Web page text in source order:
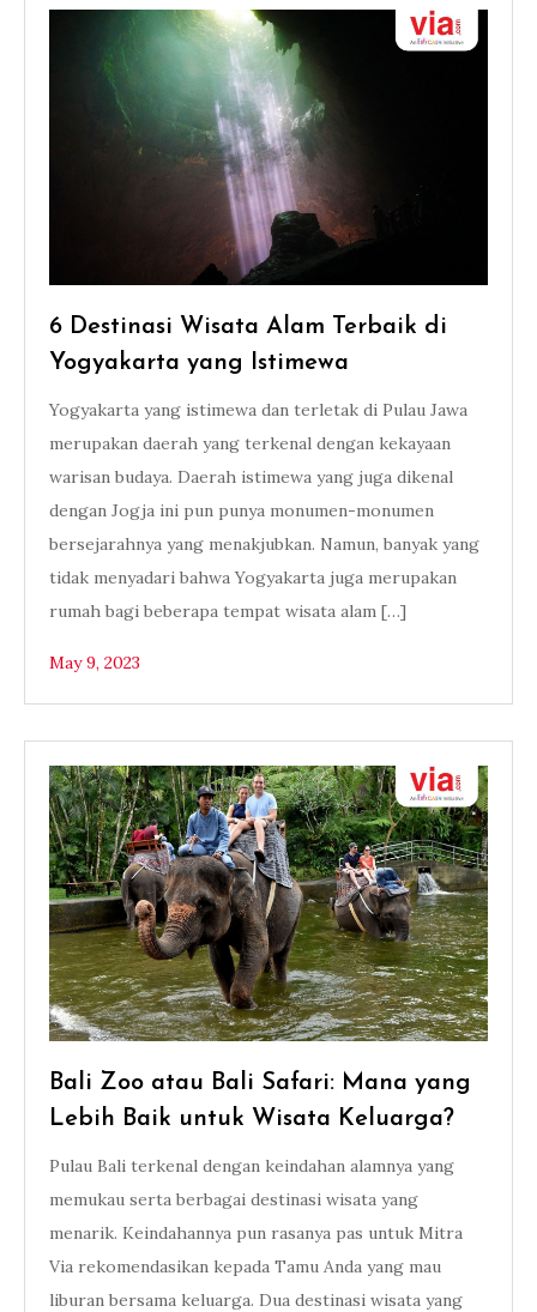
6 Destinasi Wisata Alam Terbaik di
Yogyakarta yang Istimewa
Yogyakarta yang istimewa dan terletak di Pulau Jawa
merupakan daerah yang terkenal dengan kekayaan
warisan budaya. Daerah istimewa yang juga dikenal
dengan Jogja ini pun punya monumen-monumen
bersejarahnya yang menakjubkan. Namun, banyak yang
tidak menyadari bahwa Yogyakarta juga merupakan
rumah bagi beberapa tempat wisata alam […]
May 9, 2023
Bali Zoo atau Bali Safari: Mana yang
Lebih Baik untuk Wisata Keluarga?
Pulau Bali terkenal dengan keindahan alamnya yang
memukau serta berbagai destinasi wisata yang
menarik. Keindahannya pun rasanya pas untuk Mitra
Via rekomendasikan kepada Tamu Anda yang mau
liburan bersama keluarga. Dua destinasi wisata yang